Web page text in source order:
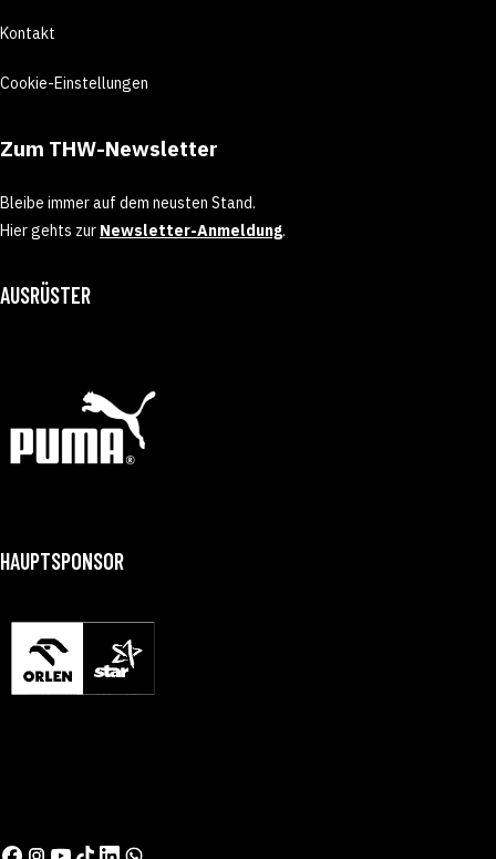
Kontakt
Cookie-Einstellungen
Zum THW-Newsletter
Bleibe immer auf dem neusten Stand.
Hier gehts zur Newsletter-Anmeldung.
AUSRÜSTER
HAUPTSPONSOR